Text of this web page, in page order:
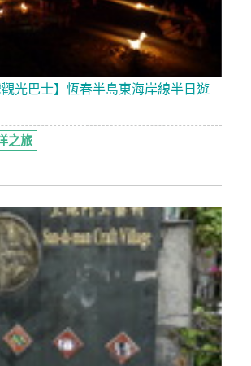
觀光巴士】恆春半島東海岸線半日遊
之旅